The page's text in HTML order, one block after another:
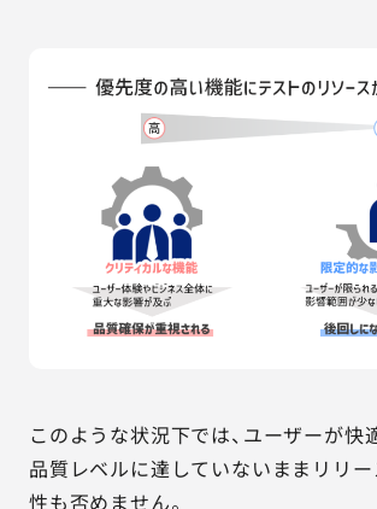
このような状況下では、ユーザーが快
品質レベルに達していないままリリ
性も否めません。